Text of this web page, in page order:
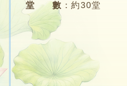
堂 數 ：約30堂